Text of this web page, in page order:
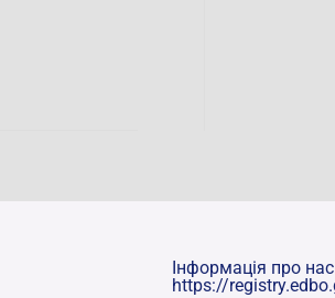
Інформація про
https://